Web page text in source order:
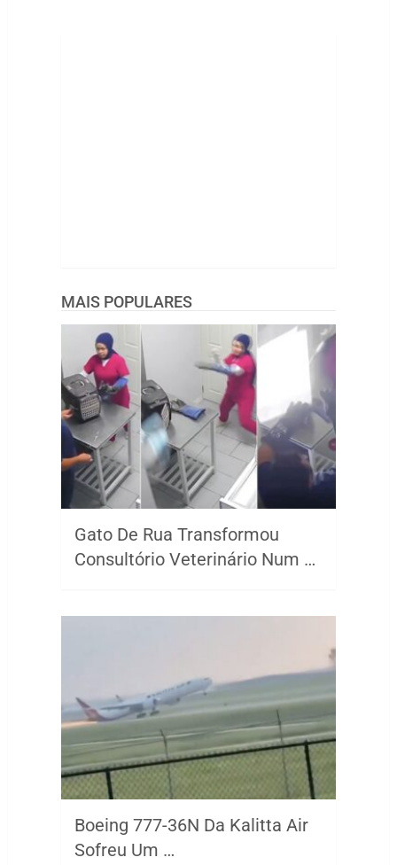
MAIS POPULARES
Gato De Rua Transformou
Consultório Veterinário Num …
Boeing 777-36N Da Kalitta Air
Sofreu Um …